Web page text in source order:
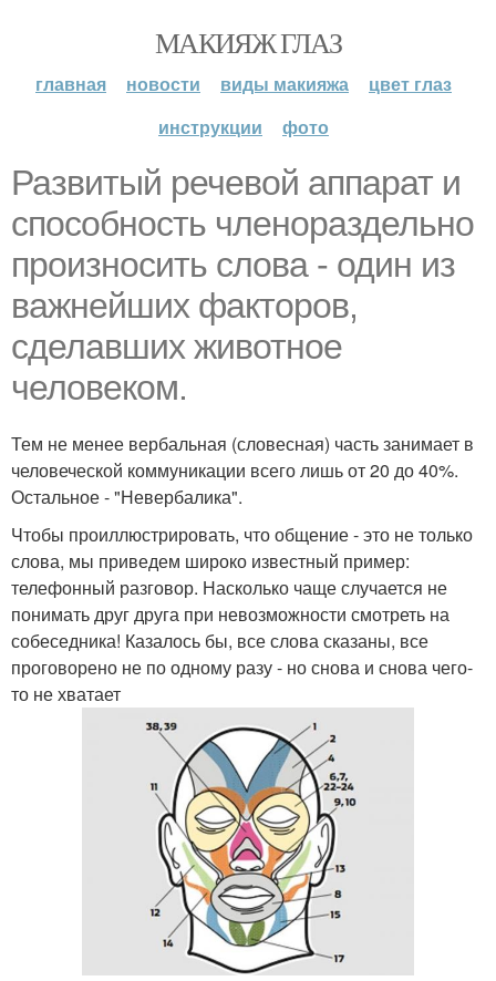
МАКИЯЖ ГЛАЗ
главная новости виды макияжа
цвет глаз
инструкции
фото
Развитый речевой аппарат и
способность членораздельно
произносить слова - один из
важнейших факторов,
сделавших животное
человеком.
Тем не менее вербальная (словесная) часть занимает в
человеческой коммуникации всего лишь от 20 до 40%.
Остальное - "Невербалика".
Чтобы проиллюстрировать, что общение - это не только
слова, мы приведем широко известный пример:
телефонный разговор. Насколько чаще случается не
понимать друг друга при невозможности смотреть на
собеседника! Казалось бы, все слова сказаны, все
проговорено не по одному разу - но снова и снова чего-
то не хватает